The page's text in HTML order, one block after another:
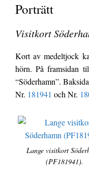
Porträtt
Visitkort
Kort av medeltjock
hörn. På framsidan
“Söderhamn”.
Nr. 181941 och Nr.
Lange visitkort
(PF181941).